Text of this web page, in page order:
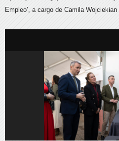
Empleo’, a cargo de Camila